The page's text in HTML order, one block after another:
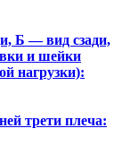
Б — вид сзади,
и шейки
нагрузки):
трети плеча: